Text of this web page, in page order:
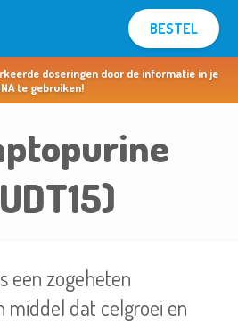
BESTEL
MOM voor apothekers & artsen >
doseringen door de informatie in je
te gebruiken!
een zogeheten
middel dat celgroei en